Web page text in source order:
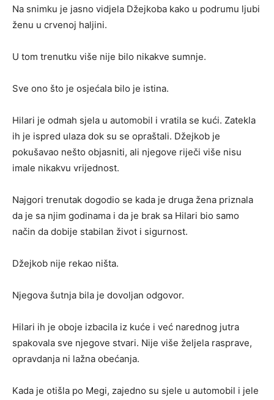
Na snimku je jasno vidjela Džejkoba kako u podrumu ljubi
ženu u crvenoj haljini.
U tom trenutku više nije bilo nikakve sumnje.
Sve ono što je osjećala bilo je istina.
Hilari je odmah sjela u automobil i vratila se kući. Zatekla
ih je ispred ulaza dok su se opraštali. Džejkob je
pokušavao nešto objasniti, ali njegove riječi više nisu
imale nikakvu vrijednost.
Najgori trenutak dogodio se kada je druga žena priznala
da je sa njim godinama i da je brak sa Hilari bio samo
način da dobije stabilan život i sigurnost.
Džejkob nije rekao ništa.
Njegova šutnja bila je dovoljan odgovor.
Hilari ih je oboje izbacila iz kuće i već narednog jutra
spakovala sve njegove stvari. Nije više željela rasprave,
opravdanja ni lažna obećanja.
Kada je otišla po Megi, zajedno su sjele u automobil i jele